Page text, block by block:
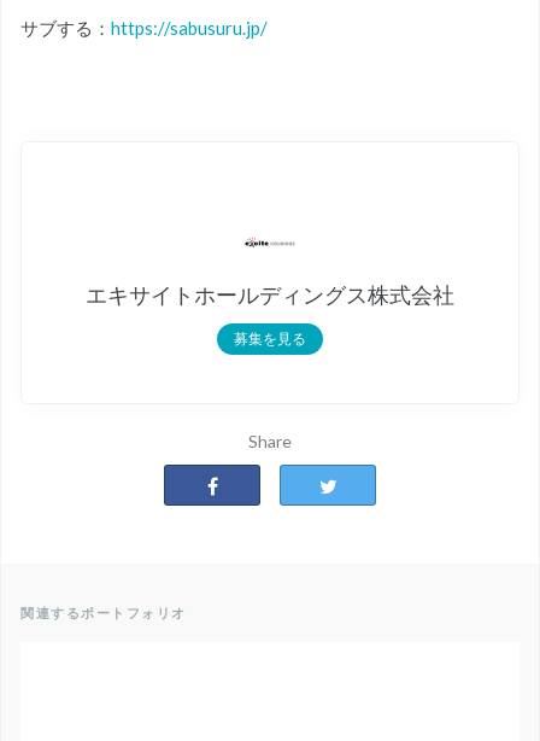
サブする： https://sabusuru.jp/
エキサイトホールディングス株式会社
募集を見る
Share
関連するポートフォリオ